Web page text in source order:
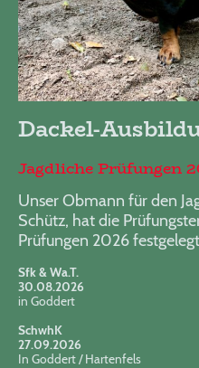
Dackel-
Jagdliche Prüfungen
Unser Obmann für den
Schütz, hat die
Prüfungen 2026
Sfk & Wa.T.
30.08.2026
in Goddert
SchwhK
27.09.2026
In Goddert / Hartenfels